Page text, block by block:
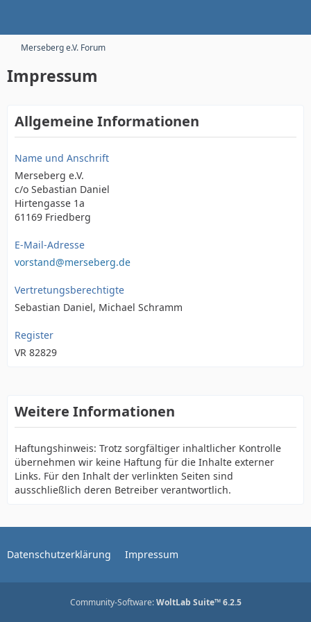
Merseberg e.V. Forum
Impressum
Allgemeine Informationen
Name und Anschrift
Merseberg e.V.
c/o Sebastian Daniel
Hirtengasse 1a
61169 Friedberg
E-Mail-Adresse
vorstand@merseberg.de
Vertretungsberechtigte
Sebastian Daniel, Michael Schramm
Register
VR 82829
Weitere Informationen
Haftungshinweis: Trotz sorgfältiger inhaltlicher Kontrolle
übernehmen wir keine Haftung für die Inhalte externer
Links. Für den Inhalt der verlinkten Seiten sind
ausschließlich deren Betreiber verantwortlich.
Datenschutzerklärung Impressum
Community-Software:WoltLab Suite™ 6.2.5